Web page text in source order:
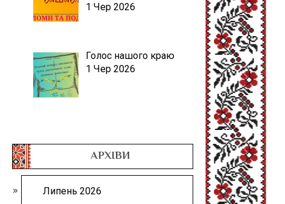
1 Чер 2026
Голос нашого краю
1 Чер 2026
АРХІВИ
Липень 2026